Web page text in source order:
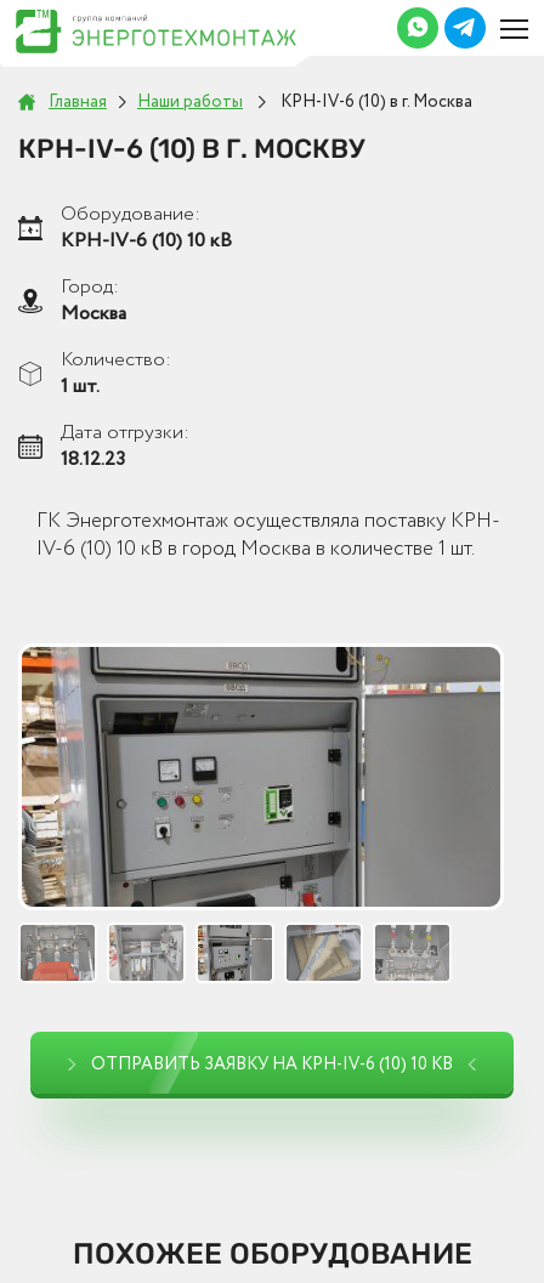
Главная Наши работы КРН-IV-6 (10) в г. Москва
КРН-IV-6 (10) В Г. МОСКВУ
Оборудование:
КРН-IV-6 (10) 10 кВ
Город:
Москва
Количество:
1 шт.
Дата отгрузки:
18.12.23
ГК Энерготехмонтаж осуществляла поставку КРН-
IV-6 (10) 10 кВ в город Москва в количестве 1 шт.
ОТПРАВИТЬ ЗАЯВКУ НА КРН-IV-6 (10) 10 КВ
ПОХОЖЕЕ ОБОРУДОВАНИЕ